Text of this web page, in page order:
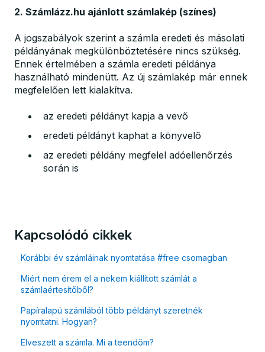
2. Számlázz.hu ajánlott számlakép (színes)
A jogszabályok szerint a számla eredeti és másolati
példányának megkülönböztetésére nincs szükség.
Ennek értelmében a számla eredeti példánya
használható mindenütt. Az új számlakép már ennek
megfelelően lett kialakítva.
az eredeti példányt kapja a vevő
eredeti példányt kaphat a könyvelő
az eredeti példány megfelel adóellenőrzés
során is
Kapcsolódó cikkek
Korábbi év számláinak nyomtatása #free csomagban
Miért nem érem el a nekem kiállított számlát a
számlaértesítőből?
Papíralapú számlából több példányt szeretnék
nyomtatni. Hogyan?
Elveszett a számla. Mi a teendőm?